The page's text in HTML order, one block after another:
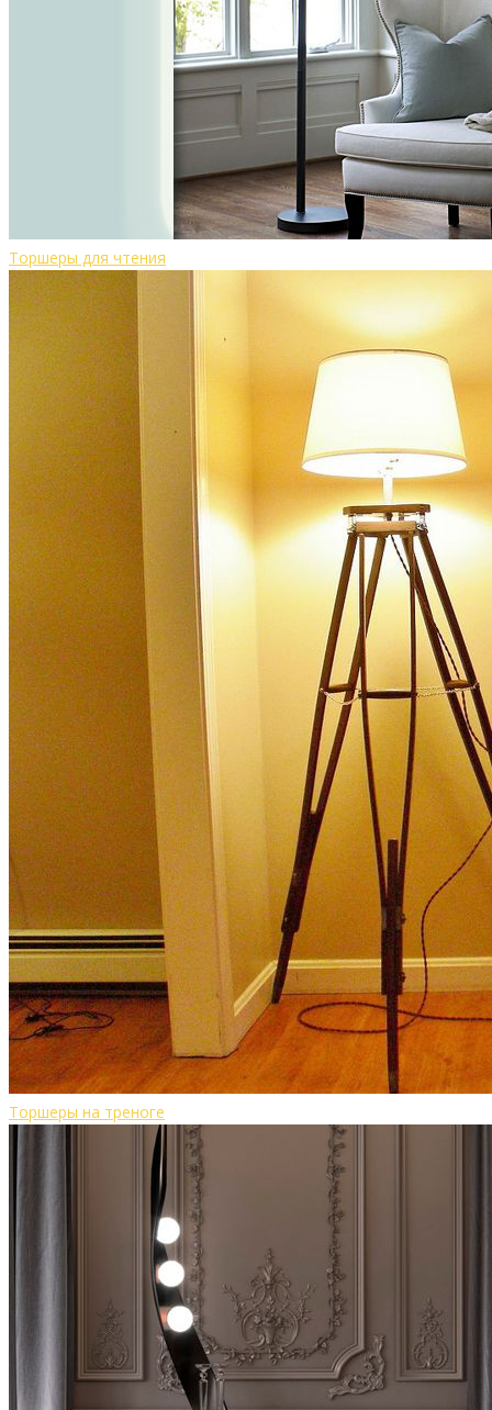
Торшеры для чтения
Торшеры на треноге